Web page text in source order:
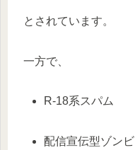
とされています。
一方で、
R-18系スパム
配信宣伝型ゾンビ